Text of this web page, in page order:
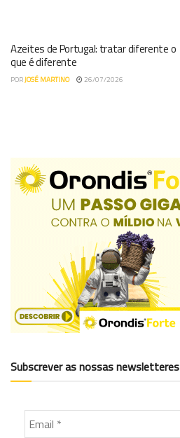
Azeites de Portugal: tratar diferente o
que é diferente
PORJOSÉ MARTINO 26/07/2026
Subscrever as nossas newsletteres